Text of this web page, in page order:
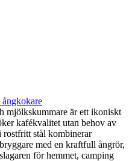
mjölkskummare är ett ikoniskt
kafékvalitet utan behov av
rostfritt stål kombinerar
med en kraftfull ångrör,
för hemmet, camping